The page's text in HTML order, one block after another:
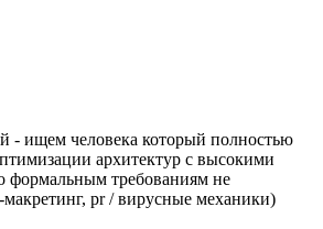
- ищем человека который полностью
архитектур с высокими
формальным требованиям не
pr / вирусные механики)